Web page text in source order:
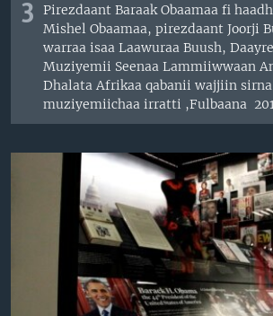
3
Pirezdaant Baraak Obaamaa fi
Mishel Obaamaa, pirezdaant Joorji
warraa isaa Laawuraa Buush,
Muziyemii Seenaa Lammiiwwaan
Dhalata Afrikaa qabanii wajjiin sirna
muziyemiichaa irratti ,Fulbaana